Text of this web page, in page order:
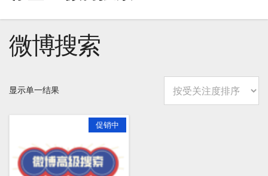
微博搜索
显示单一结果
促销中